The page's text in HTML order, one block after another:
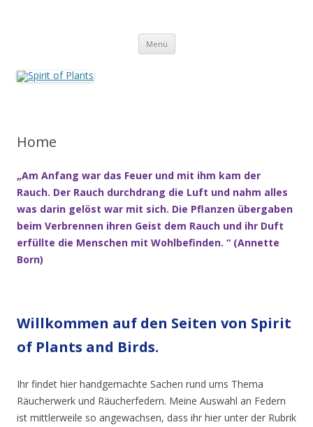
Menü
Home
„Am Anfang war das Feuer und mit ihm kam der
Rauch. Der Rauch durchdrang die Luft und nahm alles
was darin gelöst war mit sich. Die Pflanzen übergaben
beim Verbrennen ihren Geist dem Rauch und ihr Duft
erfüllte die Menschen mit Wohlbefinden. “ (Annette
Born)
Willkommen auf den Seiten von Spirit
of Plants and Birds.
Ihr findet hier handgemachte Sachen rund ums Thema
Räucherwerk und Räucherfedern. Meine Auswahl an Federn
ist mittlerweile so angewachsen, dass ihr hier unter der Rubrik